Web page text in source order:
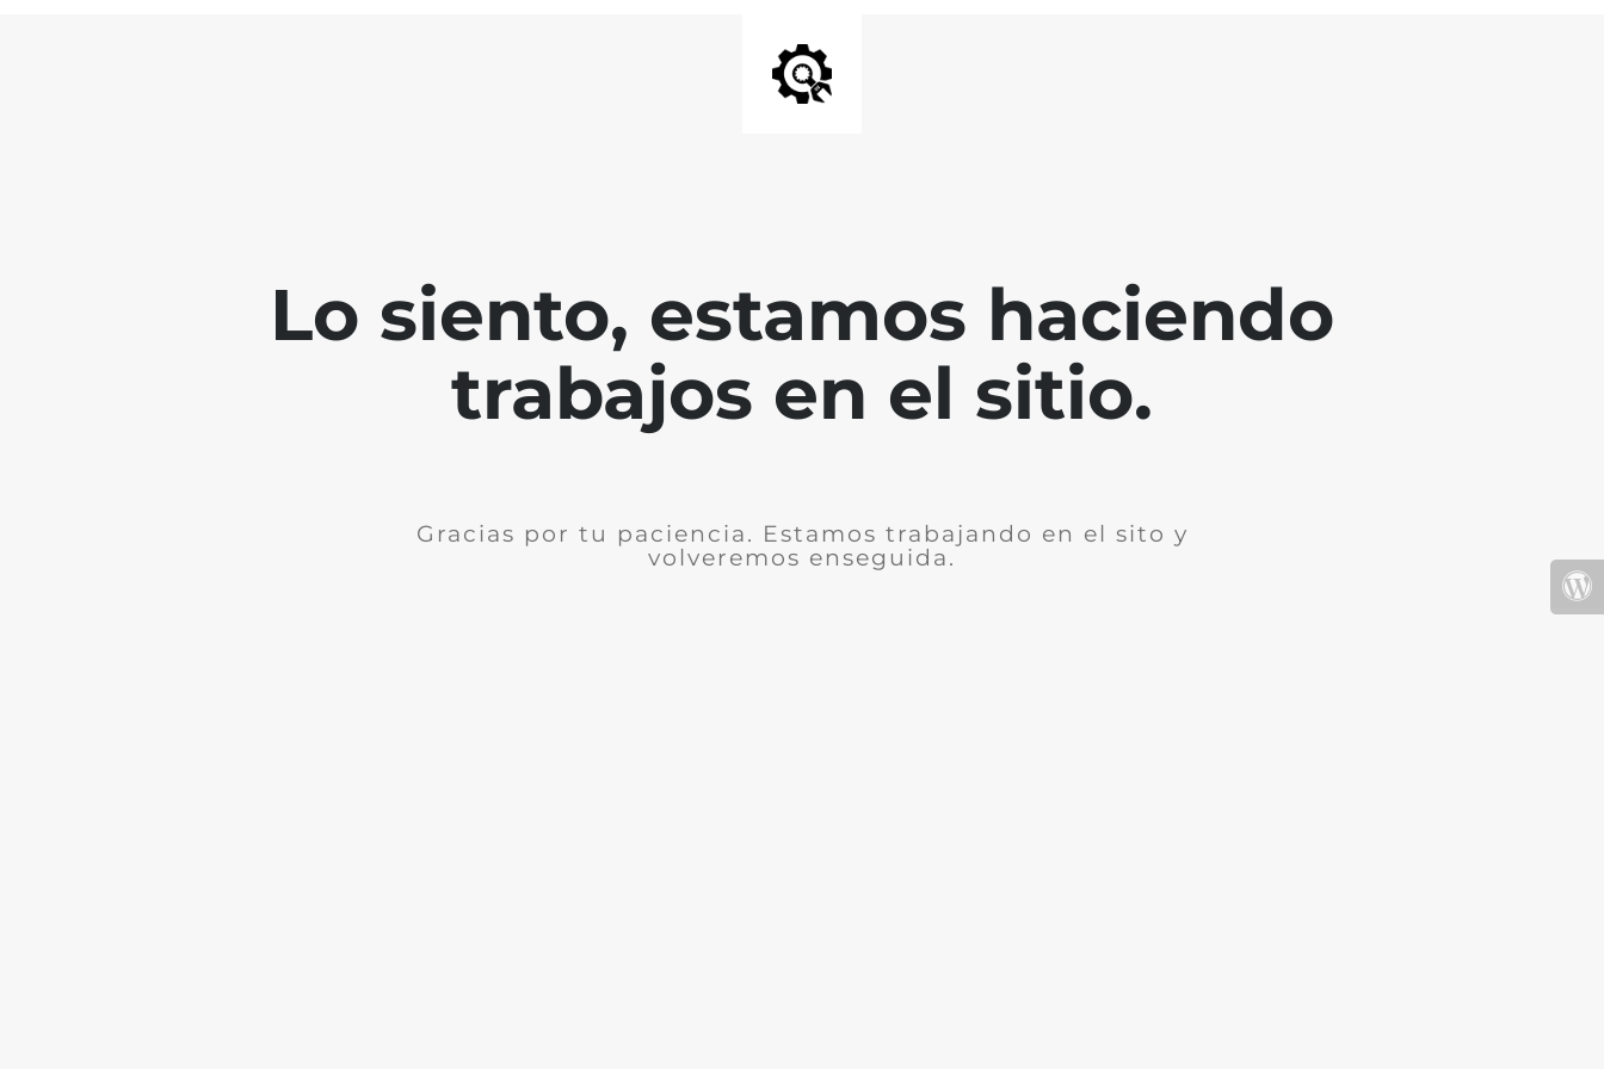
Lo siento, estamos haciendo
trabajos en el sitio.
Gracias por tu paciencia. Estamos trabajando en el sito y
volveremos enseguida.